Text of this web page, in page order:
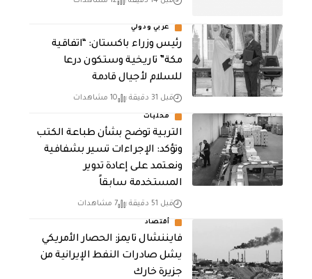
عربي ودولي
رئيس وزراء باكستان: “اتفاقية
مكة” تاريخية وستكون درعا
للسلام لأجيال قادمة
قبل 31 دقيقة 10 مشاهدات
محليات
التربية توضح بشأن طباعة الكتب
وتؤكد: الإجراءات تسير بشفافية
ونعتمد على إعادة تدوير
المستخدمة سابقاً
قبل 51 دقيقة 7 مشاهدات
أقتصاد
فايننشال تايمز: الحصار الأمريكي
يشل صادرات النفط الإيرانية من
جزيرة خارك